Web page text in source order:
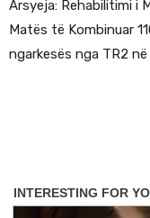
Arsyeja: Rehabilitimi i
Matës të Kombinuar
ngarkesës nga TR2 në